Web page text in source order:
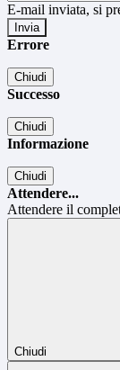
E-mail inviata, si
Errore
Chiudi
Successo
Chiudi
Informazione
Chiudi
Attendere...
Attendere il
Chiudi